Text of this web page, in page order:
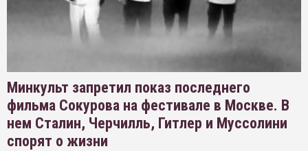
Минкульт запретил показ последнего
фильма Сокурова на фестивале в Москве. В
нем Сталин, Черчилль, Гитлер и Муссолини
спорят о жизни